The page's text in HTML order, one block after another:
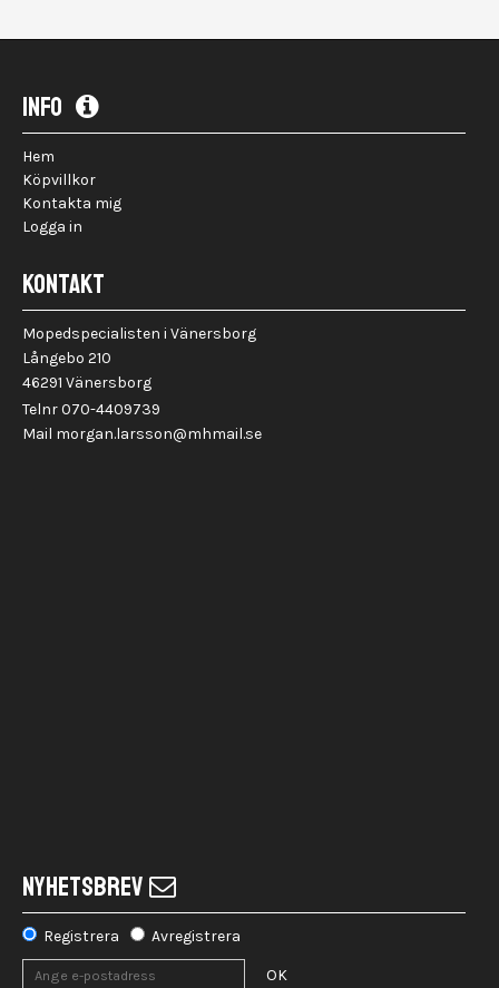
INFO
Hem
Köpvillkor
Kontakta mig
Logga in
KONTAKT
Mopedspecialisten i Vänersborg
Långebo 210
46291 Vänersborg
Telnr 070-4409739
Mail morgan.larsson@mhmail.se
NYHETSBREV
Registrera Avregistrera
OK